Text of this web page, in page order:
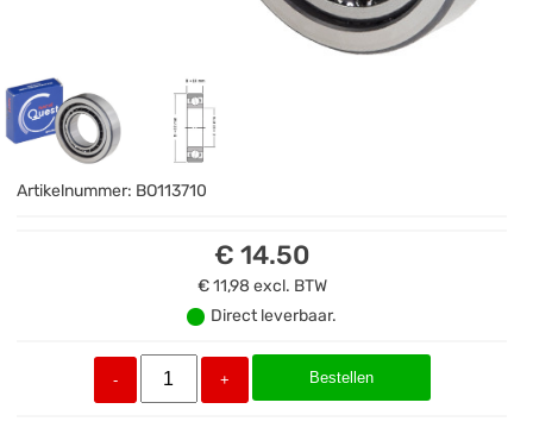
Artikelnummer: BO113710
€ 14.50
€ 11,98 excl. BTW
Direct leverbaar.
- + Bestellen